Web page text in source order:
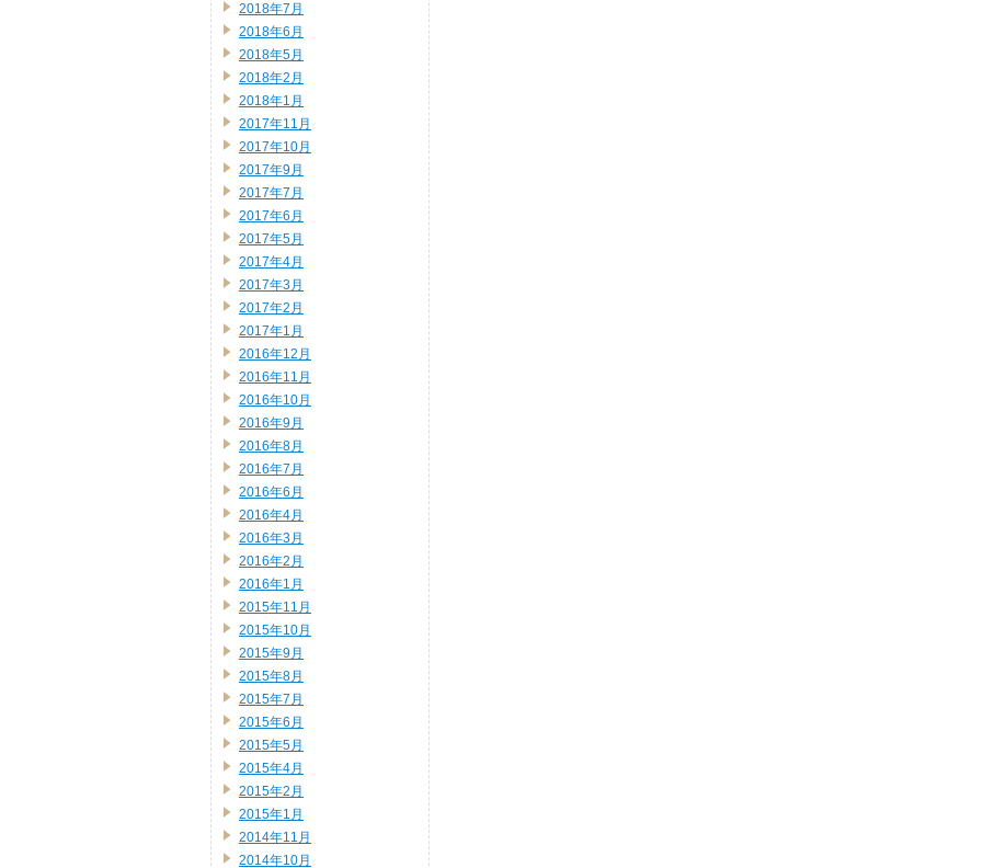
2018年7月
2018年6月
2018年5月
2018年2月
2018年1月
2017年11月
2017年10月
2017年9月
2017年7月
2017年6月
2017年5月
2017年4月
2017年3月
2017年2月
2017年1月
2016年12月
2016年11月
2016年10月
2016年9月
2016年8月
2016年7月
2016年6月
2016年4月
2016年3月
2016年2月
2016年1月
2015年11月
2015年10月
2015年9月
2015年8月
2015年7月
2015年6月
2015年5月
2015年4月
2015年2月
2015年1月
2014年11月
2014年10月